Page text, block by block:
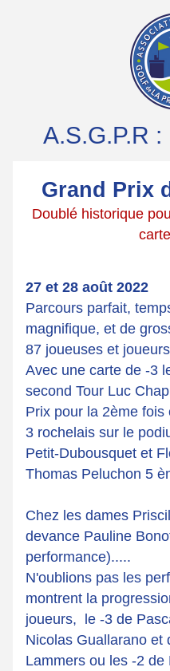
A.S.G.P.R
Grand Prix
Doublé historique
27 et 28 août 2022
Parcours parfait,
magnifique, et de
87 joueuses et
Avec une carte de -3
second Tour Luc
Prix pour la 2ème fois
3 rochelais sur le
Petit-Dubousquet et
Thomas Peluchon 5
Chez les dames
devance Pauline
performance).....
N'oublions pas les
montrent la
joueurs,  le -3 de
Nicolas Guallarano et
Lammers ou les -2